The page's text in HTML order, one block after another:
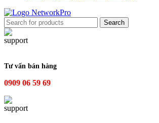
Search
Tư vấn bán hàng
0909 06 59 69